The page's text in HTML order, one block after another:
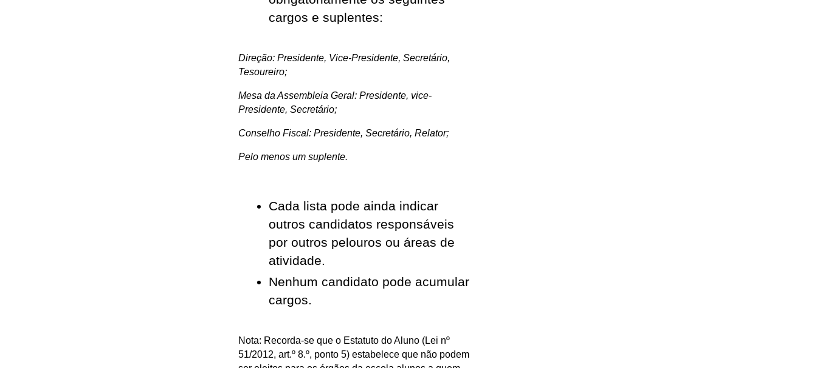
cargos e suplentes:
Direção: Presidente, Vice-Presidente, Secretário,
Tesoureiro;
Mesa da Assembleia Geral: Presidente, vice-
Presidente, Secretário;
Conselho Fiscal: Presidente, Secretário, Relator;
Pelo menos um suplente.
Cada lista pode ainda indicar
outros candidatos responsáveis
por outros pelouros ou áreas de
atividade.
Nenhum candidato pode acumular
cargos.
Nota: Recorda-se que o Estatuto do Aluno (Lei nº
51/2012, art.º 8.º, ponto 5) estabelece que não podem